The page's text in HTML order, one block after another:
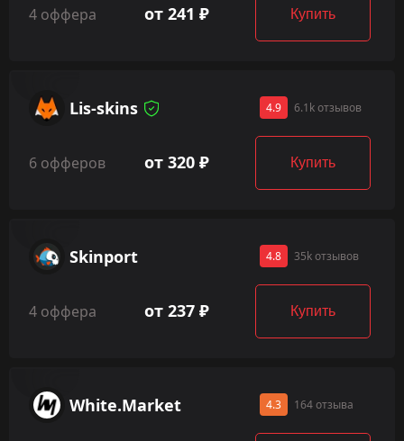
4 оффера от 241 ₽ Купить
Lis-skins 4.9 6.1k отзывов
6 офферов от 320 ₽ Купить
Skinport 4.8 35k отзывов
4 оффера от 237 ₽ Купить
White.Market 4.3 164 отзыва